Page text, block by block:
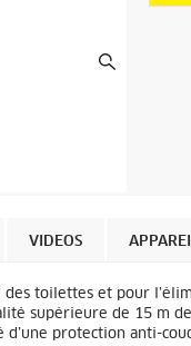
VIDEOS
toilettes et pour
supérieure de 15 m
protection anti-